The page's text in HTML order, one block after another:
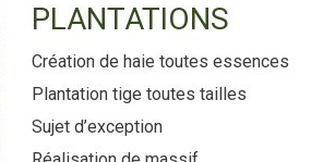
PLANTATIONS
Création de haie toutes essences
Plantation tige toutes tailles
Sujet d’exception